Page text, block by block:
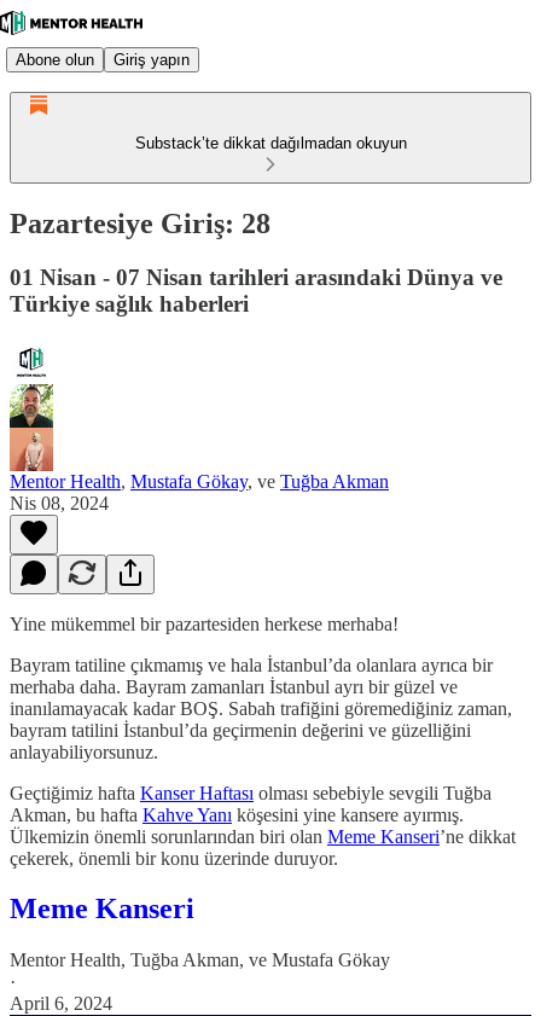
Abone olun Giriş yapın
Substack’te dikkat dağılmadan okuyun
Pazartesiye Giriş: 28
01 Nisan - 07 Nisan tarihleri arasındaki Dünya ve
Türkiye sağlık haberleri
Mentor Health, Mustafa Gökay, ve Tuğba Akman
Nis 08, 2024
Yine mükemmel bir pazartesiden herkese merhaba!
Bayram tatiline çıkmamış ve hala İstanbul’da olanlara ayrıca bir
merhaba daha. Bayram zamanları İstanbul ayrı bir güzel ve
inanılamayacak kadar BOŞ. Sabah trafiğini göremediğiniz zaman,
bayram tatilini İstanbul’da geçirmenin değerini ve güzelliğini
anlayabiliyorsunuz.
Geçtiğimiz hafta Kanser Haftası olması sebebiyle sevgili Tuğba
Akman, bu hafta Kahve Yanı köşesini yine kansere ayırmış.
Ülkemizin önemli sorunlarından biri olan Meme Kanseri’ne dikkat
çekerek, önemli bir konu üzerinde duruyor.
Meme Kanseri
Mentor Health, Tuğba Akman, ve Mustafa Gökay
·
April 6, 2024